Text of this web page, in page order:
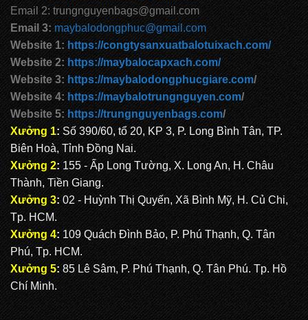
CẶP HỌC SINH MS: TN 5012
Email 2: trungnguyenbags@gmail.com
Email 3: maybalodongphuc@gmail.com
Website 1: https://congtysanxuatbalotuixach.com/
Website 2: https://maybalocapxach.com/
Website 3: https://maybalodongphucgiare.com/
Website 4: https://maybalotrungnguyen.com/
Website 5: https://trungnguyenbags.com/
Xưởng 1: Số 390/60, tổ 20, KP 3, P. Long Bình Tân, TP.
Biên Hoà, Tỉnh Đồng Nai.
Xưởng 2: 155 - Ấp Long Tường, X. Long An, H. Châu
Thành, Tiền Giang.
Xưởng 3: 02 - Huỳnh Thị Quyến, Xã Bình Mỹ, H. Củ Chi,
Tp. HCM.
Xưởng 4: 109 Quách Đình Bảo, P. Phú Thạnh, Q. Tân
Phú, Tp. HCM.
Xưởng 5: 85 Lê Sâm, P. Phú Thạnh, Q. Tân Phú. Tp. Hồ
Chí Minh.